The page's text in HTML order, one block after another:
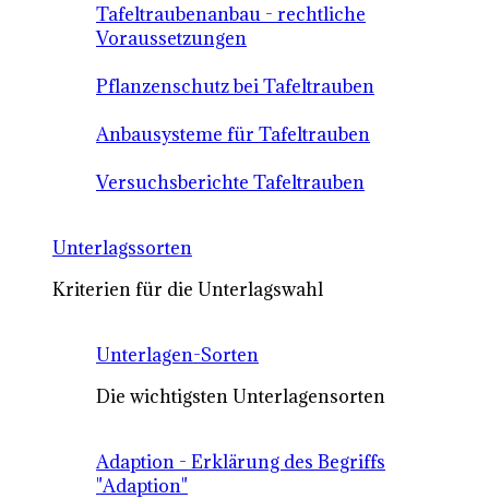
Tafeltraubenanbau - rechtliche
Voraussetzungen
Pflanzenschutz bei Tafeltrauben
Anbausysteme für Tafeltrauben
Versuchsberichte Tafeltrauben
Unterlagssorten
Kriterien für die Unterlagswahl
Unterlagen-Sorten
Die wichtigsten Unterlagensorten
Adaption - Erklärung des Begriffs
"Adaption"